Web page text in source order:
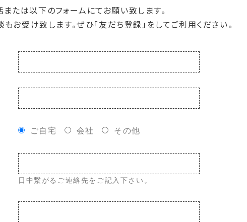
たは以下のフォームにてお願い致します。
お受け致します。ぜひ「友だち登録」をしてご利用ください。
ご自宅 会社 その他
日中繋がるご連絡先をご記入下さい。